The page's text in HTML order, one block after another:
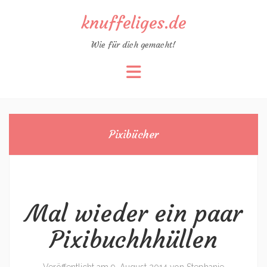
knuffeliges.de
Wie für dich gemacht!
Pixibücher
Mal wieder ein paar
Pixibuchhhüllen